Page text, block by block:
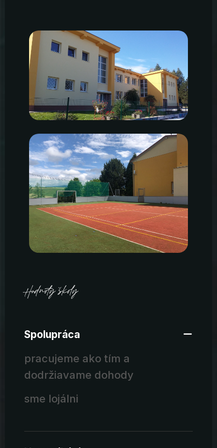
Hodnoty školy
Spolupráca
pracujeme ako tím a
dodržiavame dohody
sme lojálni